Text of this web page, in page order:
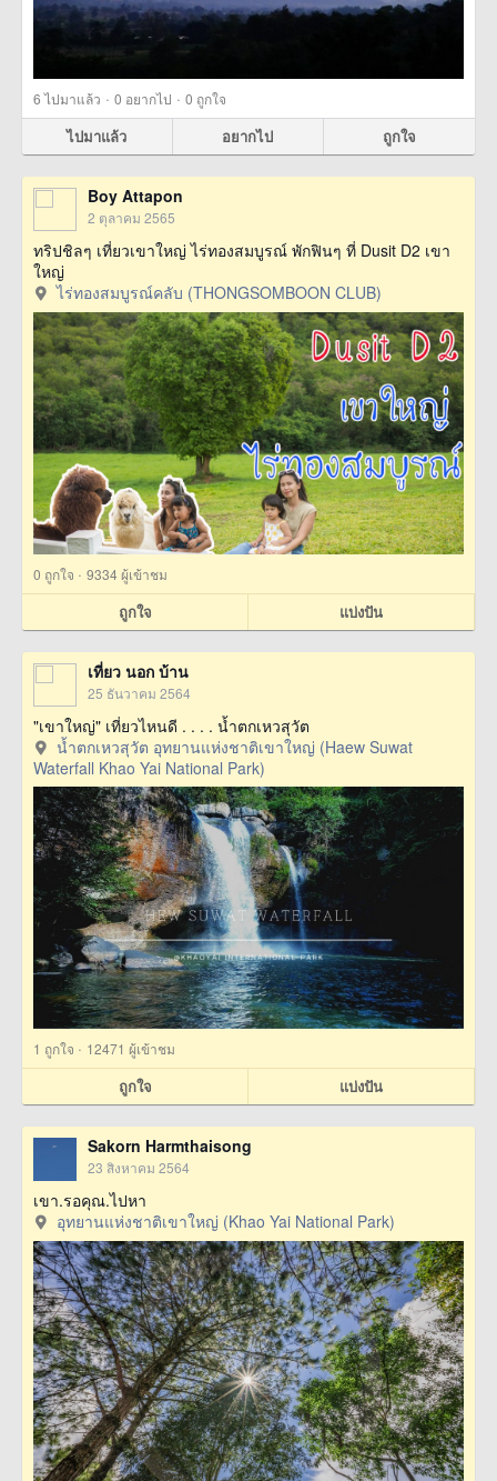
6ไปมาแล้ว · 0 อยากไป · 0 ถูกใจ
ไปมาแล้ว อยากไป ถูกใจ
Boy Attapon
2 ตุลาคม 2565
ทริปชิลๆ เที่ยวเขาใหญ่ ไร่ทองสมบูรณ์ พักฟินๆ ที่ Dusit D2 เขา
ใหญ่
ไร่ทองสมบูรณ์คลับ (THONGSOMBOON CLUB)
0 ถูกใจ · 9334 ผู้เข้าชม
ถูกใจ แบ่งปัน
เที่ยว นอก บ้าน
25 ธันวาคม 2564
"เขาใหญ่" เที่ยวไหนดี . . . . น้ำตกเหวสุวัต
น้ำตกเหวสุวัต อุทยานแห่งชาติเขาใหญ่ (Haew Suwat
Waterfall Khao Yai National Park)
1 ถูกใจ · 12471 ผู้เข้าชม
ถูกใจ แบ่งปัน
Sakorn Harmthaisong
23 สิงหาคม 2564
เขา.รอคุณ.ไปหา
อุทยานแห่งชาติเขาใหญ่ (Khao Yai National Park)